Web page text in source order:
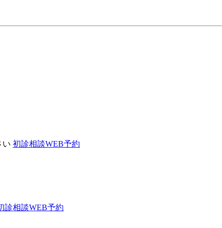
い 初診相談WEB予約
診相談WEB予約